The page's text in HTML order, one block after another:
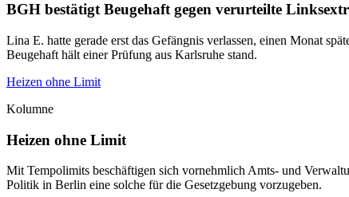
BGH bestätigt Beugehaft gegen verurteilte
Lina E. hatte gerade erst das Gefängnis verlassen, einen Monat
Beugehaft hält einer Prüfung aus Karlsruhe stand.
Heizen ohne Limit
Kolumne
Heizen ohne Limit
Mit Tempolimits beschäftigen sich vornehmlich Amts- und
Politik in Berlin eine solche für die Gesetzgebung vorzugeben.